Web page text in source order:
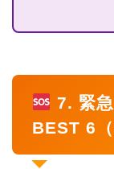
7. 緊
BEST 6